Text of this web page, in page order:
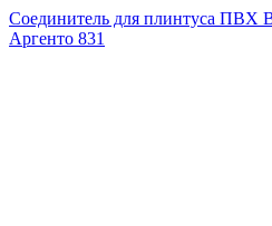
Соединитель для плинтуса
Аргенто 831